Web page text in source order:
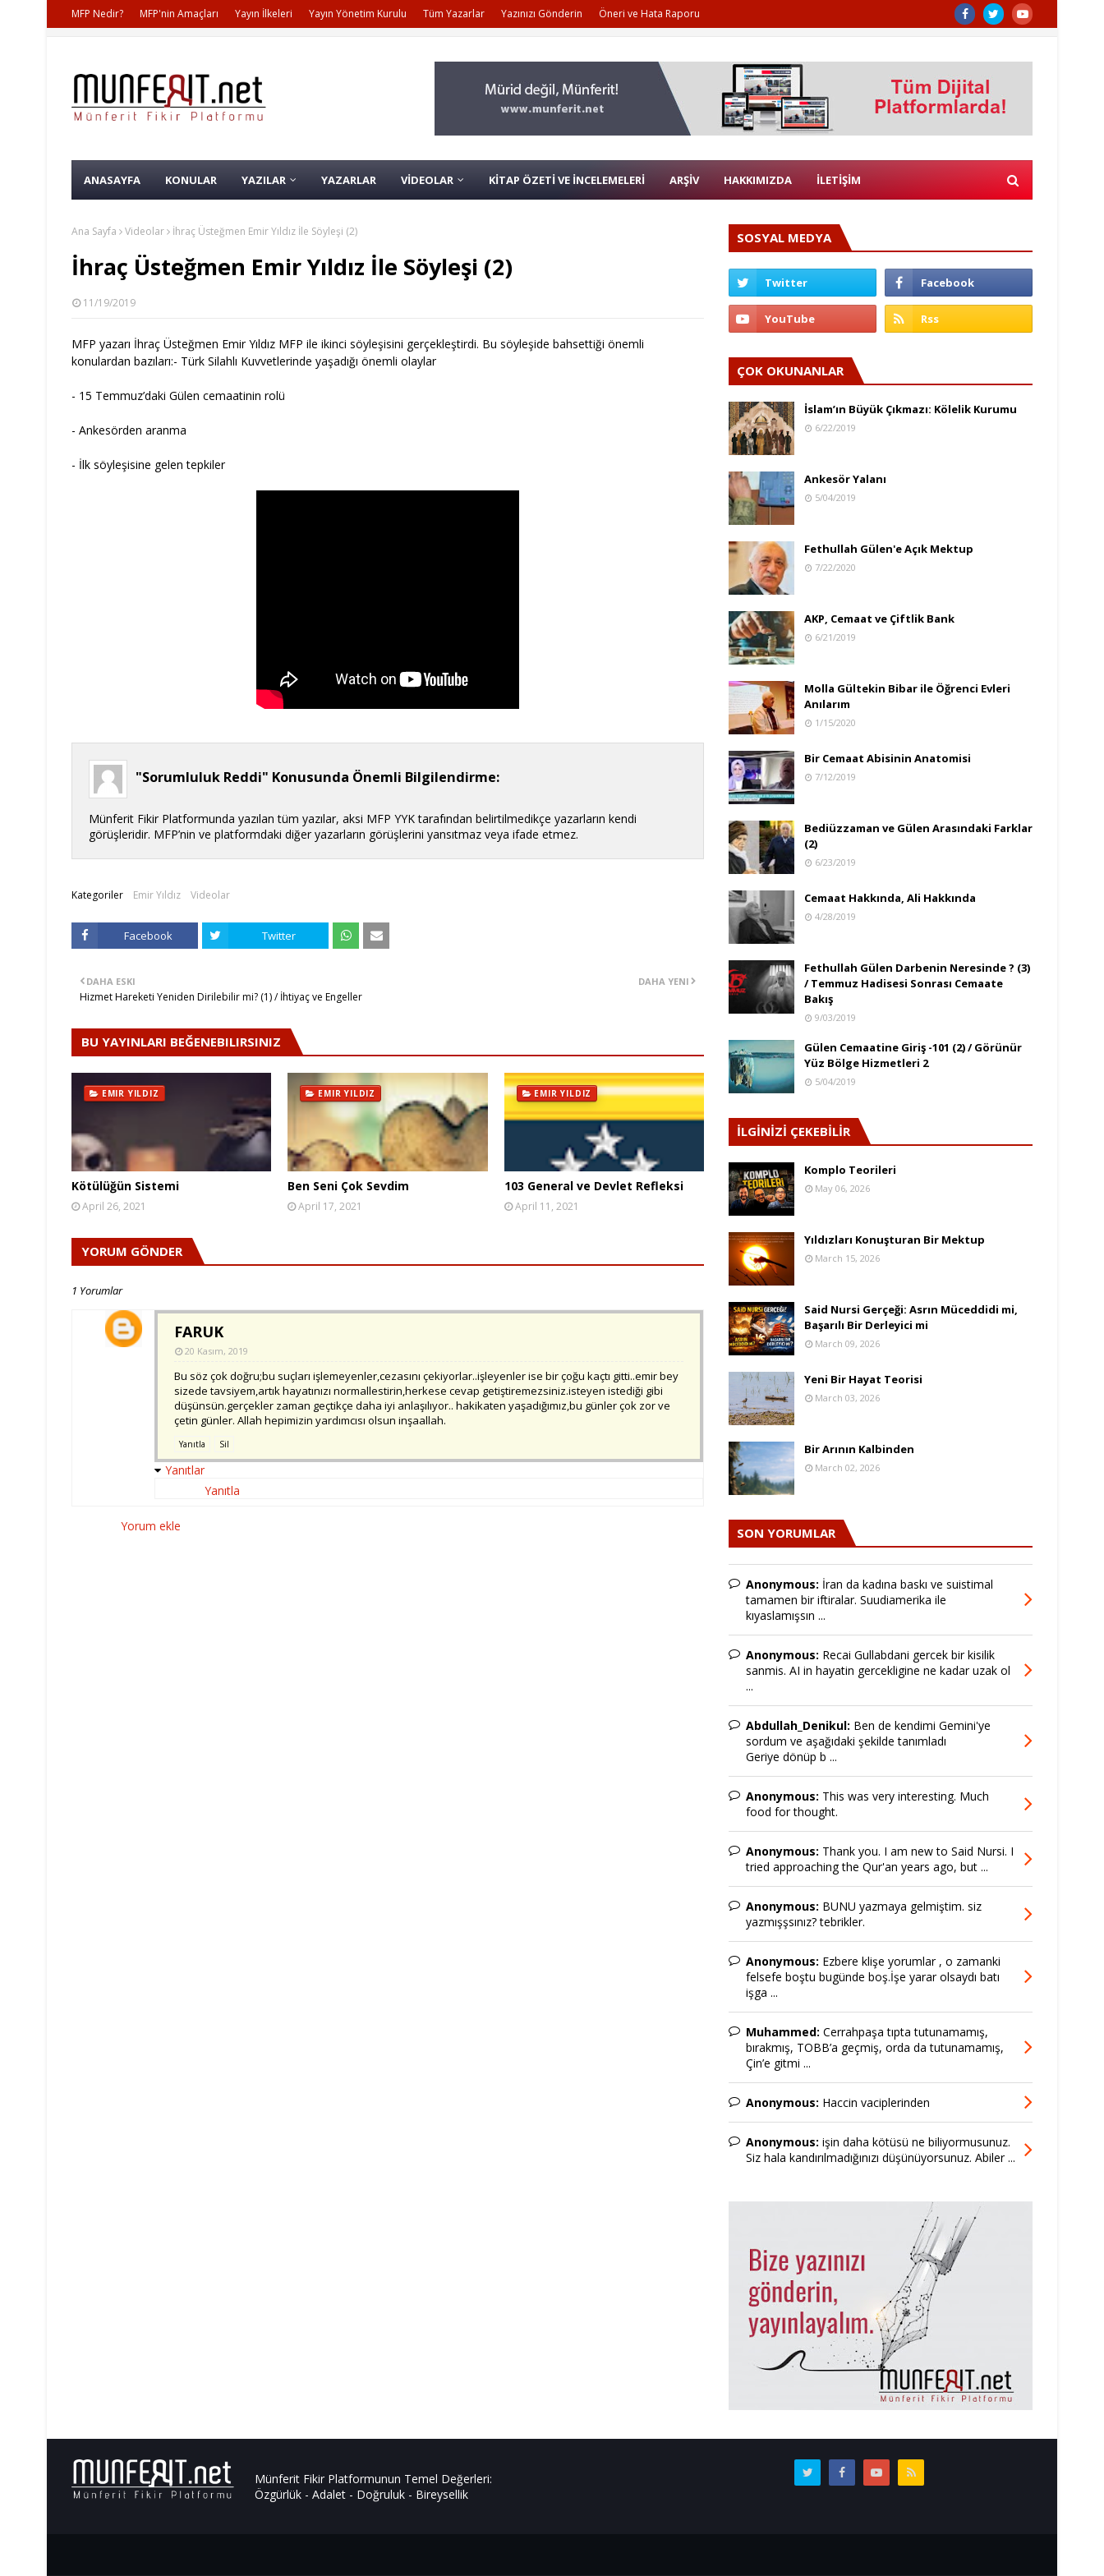
MFP Nedir? MFP'nin Amaçları Yayın İlkeleri Yayın Yönetim Kurulu Tüm Yazarlar Yazınızı Gönderin Öneri ve Hata Raporu
ANASAYFA KONULAR YAZILAR YAZARLAR VİDEOLAR KİTAP ÖZETİ VE İNCELEMELERİ ARŞİV HAKKIMIZDA İLETİŞİM
Ana Sayfa Videolar İhraç Üsteğmen Emir Yıldız İle Söyleşi (2)
İhraç Üsteğmen Emir Yıldız İle Söyleşi (2)
11/19/2019
MFP yazarı İhraç Üsteğmen Emir Yıldız MFP ile ikinci söyleşisini gerçekleştirdi. Bu söyleşide bahsettiği önemli
konulardan bazıları:- Türk Silahlı Kuvvetlerinde yaşadığı önemli olaylar
- 15 Temmuz’daki Gülen cemaatinin rolü
- Ankesörden aranma
- İlk söyleşisine gelen tepkiler
"Sorumluluk Reddi" Konusunda Önemli Bilgilendirme:
Münferit Fikir Platformunda yazılan tüm yazılar, aksi MFP YYK tarafından belirtilmedikçe yazarların kendi
görüşleridir. MFP’nin ve platformdaki diğer yazarların görüşlerini yansıtmaz veya ifade etmez.
Kategoriler Emir Yıldız Videolar
Facebook Twitter
DAHA YENI
DAHA ESKI
Hizmet Hareketi Yeniden Dirilebilir mi? (1) / İhtiyaç ve Engeller
BU YAYINLARI BEĞENEBILIRSINIZ
EMIR YILDIZ
Kötülüğün Sistemi
April 26, 2021
EMIR YILDIZ
Ben Seni Çok Sevdim
April 17, 2021
EMIR YILDIZ
103 General ve Devlet Refleksi
April 11, 2021
YORUM GÖNDER
1 Yorumlar
FARUK
20 Kasım, 2019
Bu söz çok doğru;bu suçları işlemeyenler,cezasını çekiyorlar..işleyenler ise bir çoğu kaçtı gitti..emir bey
sizede tavsiyem,artık hayatınızı normallestirin,herkese cevap getiştiremezsiniz.isteyen istediği gibi
düşünsün.gerçekler zaman geçtikçe daha iyi anlaşılıyor.. hakikaten yaşadığımız,bu günler çok zor ve
çetin günler. Allah hepimizin yardımcısı olsun inşaallah.
Yanıtla Sil
Yanıtlar
Yanıtla
Yorum ekle
SOSYAL MEDYA
ÇOK OKUNANLAR
İslam’ın Büyük Çıkmazı: Kölelik Kurumu
6/22/2019
Ankesör Yalanı
5/04/2019
Fethullah Gülen'e Açık Mektup
7/22/2020
AKP, Cemaat ve Çiftlik Bank
6/21/2019
Molla Gültekin Bibar ile Öğrenci Evleri
Anılarım
1/15/2020
Bir Cemaat Abisinin Anatomisi
7/12/2019
Bediüzzaman ve Gülen Arasındaki Farklar
(2)
6/23/2019
Cemaat Hakkında, Ali Hakkında
4/28/2019
Fethullah Gülen Darbenin Neresinde ? (3)
/ Temmuz Hadisesi Sonrası Cemaate
Bakış
9/03/2019
Gülen Cemaatine Giriş -101 (2) / Görünür
Yüz Bölge Hizmetleri 2
5/04/2019
İLGİNİZİ ÇEKEBİLİR
Komplo Teorileri
May 06, 2026
Yıldızları Konuşturan Bir Mektup
March 15, 2026
Said Nursi Gerçeği: Asrın Müceddidi mi,
Başarılı Bir Derleyici mi
March 09, 2026
Yeni Bir Hayat Teorisi
March 03, 2026
Bir Arının Kalbinden
March 02, 2026
SON YORUMLAR
Anonymous: İran da kadına baskı ve suistimal
tamamen bir iftiralar. Suudiamerika ile
kıyaslamışsın ...
Anonymous: Recai Gullabdani gercek bir kisilik
sanmis. AI in hayatin gercekligine ne kadar uzak ol
...
Abdullah_Denikul: Ben de kendimi Gemini'ye
sordum ve aşağıdaki şekilde tanımladı
Geriye dönüp b ...
Anonymous: This was very interesting. Much
food for thought.
Anonymous: Thank you. I am new to Said Nursi. I
tried approaching the Qur'an years ago, but ...
Anonymous: BUNU yazmaya gelmiştim. siz
yazmışşsınız? tebrikler.
Anonymous: Ezbere klişe yorumlar , o zamanki
felsefe boştu bugünde boş.İşe yarar olsaydı batı
işga ...
Muhammed: Cerrahpaşa tıpta tutunamamış,
bırakmış, TOBB’a geçmiş, orda da tutunamamış,
Çin’e gitmi ...
Anonymous: Haccin vaciplerinden
Anonymous: işin daha kötüsü ne biliyormusunuz.
Siz hala kandırılmadığınızı düşünüyorsunuz. Abiler ...
Münferit Fikir Platformunun Temel Değerleri:
Özgürlük - Adalet - Doğruluk - Bireysellik